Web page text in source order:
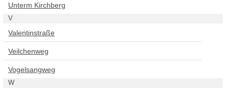
Unterm Kirchberg
V
Valentinstraße
Veilchenweg
Vogelsangweg
W